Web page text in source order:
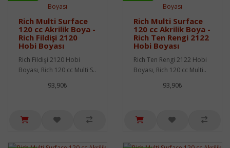
Rich Multi Surface
120 cc Akrilik Boya -
Rich Fildişi 2120
Hobi Boyası
Rich Fildişi 2120 Hobi
Boyası, Rich 120 cc Multi S..
93,90₺
Rich Multi Surface
120 cc Akrilik Boya -
Rich Ten Rengi 2122
Hobi Boyası
Rich Ten Rengi 2122 Hobi
Boyası, Rich 120 cc Multi..
93,90₺